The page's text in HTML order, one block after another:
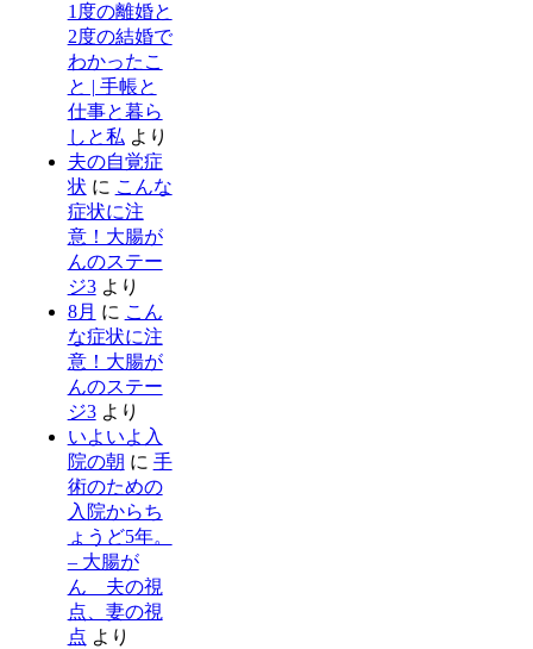
1度の離婚と
2度の結婚で
わかったこ
と | 手帳と
仕事と暮ら
しと私 より
夫の自覚症
状 に こんな
症状に注
意！大腸が
んのステー
ジ3より
8月 に こん
な症状に注
意！大腸が
んのステー
ジ3より
いよいよ入
院の朝 に 手
術のための
入院からち
ょうど5年。
– 大腸が
ん 夫の視
点、妻の視
点 より